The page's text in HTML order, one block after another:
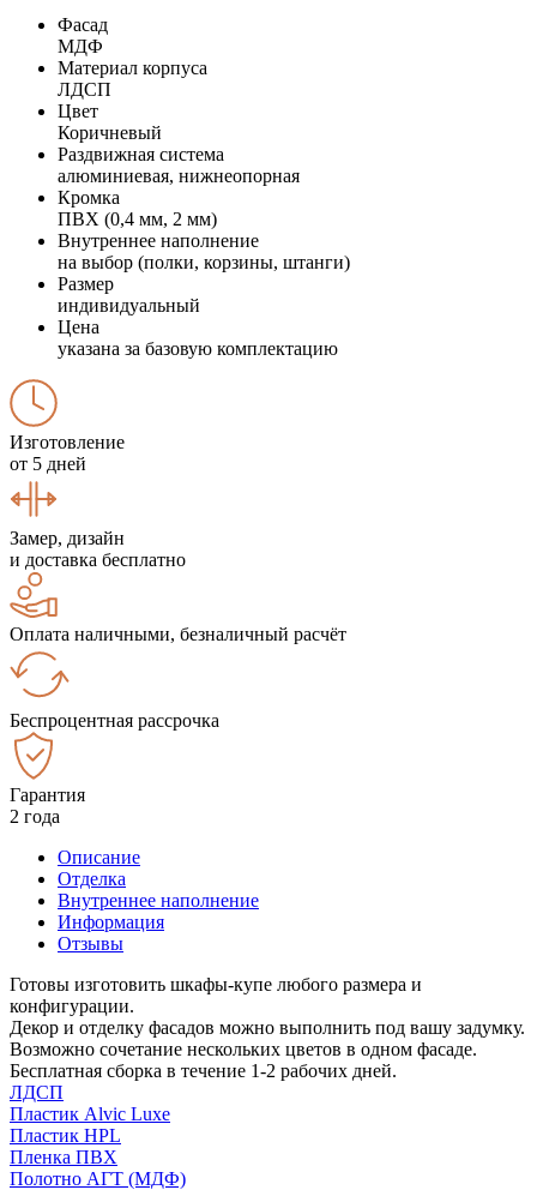
Фасад
МДФ
Материал корпуса
ЛДСП
Цвет
Коричневый
Раздвижная система
алюминиевая, нижнеопорная
Кромка
ПВХ (0,4 мм, 2 мм)
Внутреннее наполнение
на выбор (полки, корзины, штанги)
Размер
индивидуальный
Цена
указана за базовую комплектацию
Изготовление
от 5 дней
Замер, дизайн
и доставка бесплатно
Оплата наличными, безналичный расчёт
Беспроцентная рассрочка
Гарантия
2 года
Описание
Отделка
Внутреннее наполнение
Информация
Отзывы
Готовы изготовить шкафы-купе любого размера и
конфигурации.
Декор и отделку фасадов можно выполнить под вашу задумку.
Возможно сочетание нескольких цветов в одном фасаде.
Бесплатная сборка в течение 1-2 рабочих дней.
ЛДСП
Пластик Alvic Luxe
Пластик HPL
Пленка ПВХ
Полотно АГТ (МДФ)